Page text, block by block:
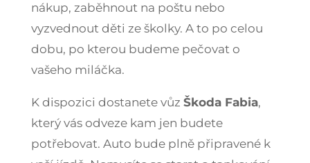
nákup, zaběhnout na poštu nebo
vyzvednout děti ze školky. A to po celou
dobu, po kterou budeme pečovat o
vašeho miláčka.
K dispozici dostanete vůz Škoda Fabia,
který vás odveze kam jen budete
potřebovat. Auto bude plně připravené k